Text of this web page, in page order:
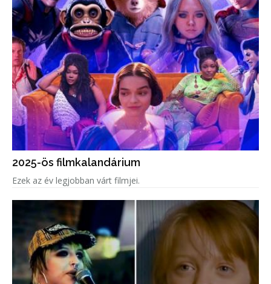
2025-ös filmkalandárium
Ezek az év legjobban várt filmjei.